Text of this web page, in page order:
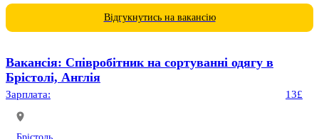
Відгукнутись на вакансію
Вакансія: Співробітник на сортуванні одягу в
Брістолі, Англія
Зарплата: 13£